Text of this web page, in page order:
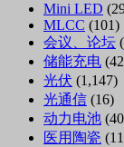
Mini LED
MLCC (101)
会议、论坛
储能充电
光伏 (1,147)
光通信 (16)
动力电池
医用陶瓷